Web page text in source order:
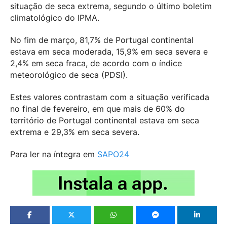
situação de seca extrema, segundo o último boletim
climatológico do IPMA.
No fim de março, 81,7% de Portugal continental
estava em seca moderada, 15,9% em seca severa e
2,4% em seca fraca, de acordo com o índice
meteorológico de seca (PDSI).
Estes valores contrastam com a situação verificada
no final de fevereiro, em que mais de 60% do
território de Portugal continental estava em seca
extrema e 29,3% em seca severa.
Para ler na íntegra em SAPO24